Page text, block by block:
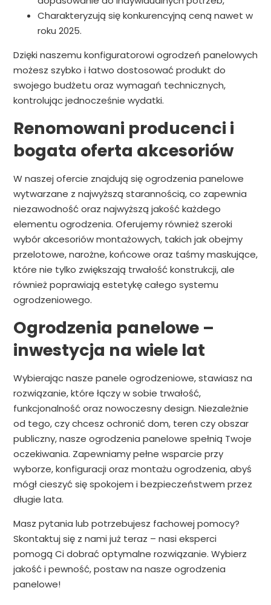
Charakteryzują się konkurencyjną ceną nawet w
roku 2025.
Dzięki naszemu konfiguratorowi ogrodzeń panelowych
możesz szybko i łatwo dostosować produkt do
swojego budżetu oraz wymagań technicznych,
kontrolując jednocześnie wydatki.
Renomowani producenci i
bogata oferta akcesoriów
W naszej ofercie znajdują się ogrodzenia panelowe
wytwarzane z najwyższą starannością, co zapewnia
niezawodność oraz najwyższą jakość każdego
elementu ogrodzenia. Oferujemy również szeroki
wybór akcesoriów montażowych, takich jak obejmy
przelotowe, narożne, końcowe oraz taśmy maskujące,
które nie tylko zwiększają trwałość konstrukcji, ale
również poprawiają estetykę całego systemu
ogrodzeniowego.
Ogrodzenia panelowe –
inwestycja na wiele lat
Wybierając nasze panele ogrodzeniowe, stawiasz na
rozwiązanie, które łączy w sobie trwałość,
funkcjonalność oraz nowoczesny design. Niezależnie
od tego, czy chcesz ochronić dom, teren czy obszar
publiczny, nasze ogrodzenia panelowe spełnią Twoje
oczekiwania. Zapewniamy pełne wsparcie przy
wyborze, konfiguracji oraz montażu ogrodzenia, abyś
mógł cieszyć się spokojem i bezpieczeństwem przez
długie lata.
Masz pytania lub potrzebujesz fachowej pomocy?
Skontaktuj się z nami już teraz – nasi eksperci
pomogą Ci dobrać optymalne rozwiązanie. Wybierz
jakość i pewność, postaw na nasze ogrodzenia
panelowe!